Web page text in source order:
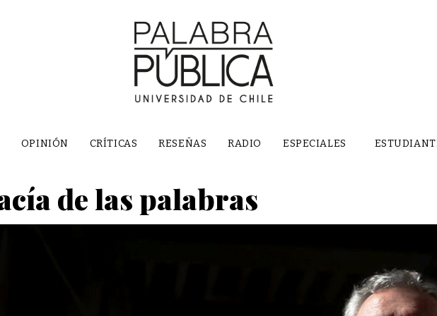
OPINIÓN CRÍTICAS RESEÑAS RADIO ESPECIALES
de las palabras